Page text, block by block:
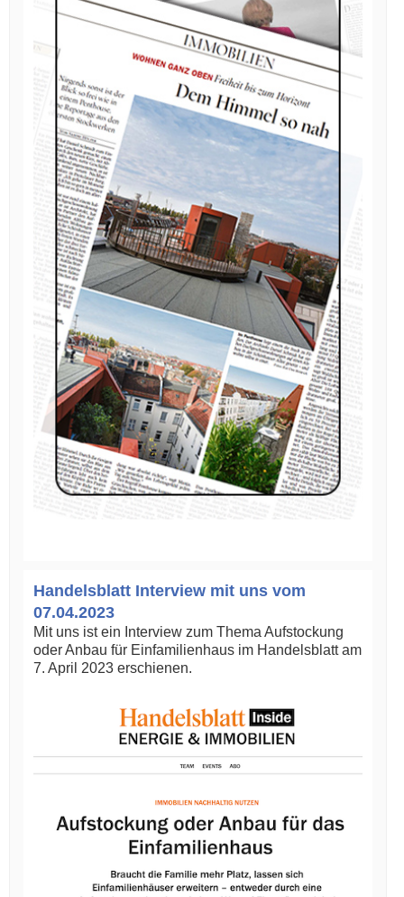
Handelsblatt Interview mit uns vom
07.04.2023
Mit uns ist ein Interview zum Thema Aufstockung
oder Anbau für Einfamilienhaus im Handelsblatt am
7. April 2023 erschienen.